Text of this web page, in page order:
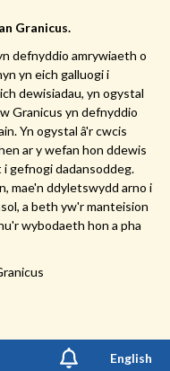
Granicus.
defnyddio amrywiaeth o
yn eich galluogi i
dewisiadau, yn ogystal
Granicus yn defnyddio
Yn ogystal â'r cwcis
ar y wefan hon ddewis
gefnogi dadansoddeg.
mae'n ddyletswydd arno i
a beth yw'r manteision
wybodaeth hon a pha
English